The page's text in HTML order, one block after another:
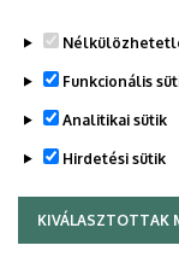
Minden
a Szervező
Funkcionális
Analitikai sütik
Hirdetési sütik
KIVÁLASZTOTTAK
WITHDRAW